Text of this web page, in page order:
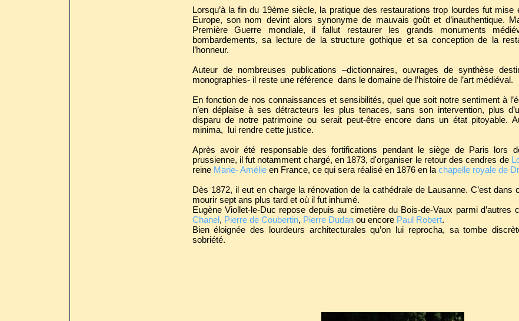
Lorsqu’à la fin du 19ème siècle, la pratique des restaurations trop lourdes fut mise
Europe, son nom devint alors synonyme de mauvais goût et d’inauthentique.
Première Guerre mondiale, il fallut restaurer les grands monuments
bombardements, sa lecture de la structure gothique et sa conception de la
l’honneur.
Auteur de nombreuses publications –dictionnaires, ouvrages de synthèse
monographies- il reste une référence dans le domaine de l’histoire de l’art médiéval.
En fonction de nos connaissances et sensibilités, quel que soit notre sentiment à
n’en déplaise à ses détracteurs les plus tenaces, sans son intervention, plus
disparu de notre patrimoine ou serait peut-être encore dans un état pitoyable.
minima, lui rendre cette justice.
Après avoir été responsable des fortifications pendant le siège de Paris lors
prussienne, il fut notamment chargé, en 1873, d'organiser le retour des cendres de
reine Marie- Amélieen France, ce qui sera réalisé en 1876 en la chapelle royale de
Dès 1872, il eut en charge la rénovation de la cathédrale de Lausanne. C’est dans
mourir sept ans plus tard et où il fut inhumé.
Eugène Viollet-le-Duc repose depuis au cimetière du Bois-de-Vaux parmi d’autres
Chanel, Pierre de Coubertin, Pierre Dudanou encore Paul Robert.
Bien éloignée des lourdeurs architecturales qu’on lui reprocha, sa tombe
sobriété.